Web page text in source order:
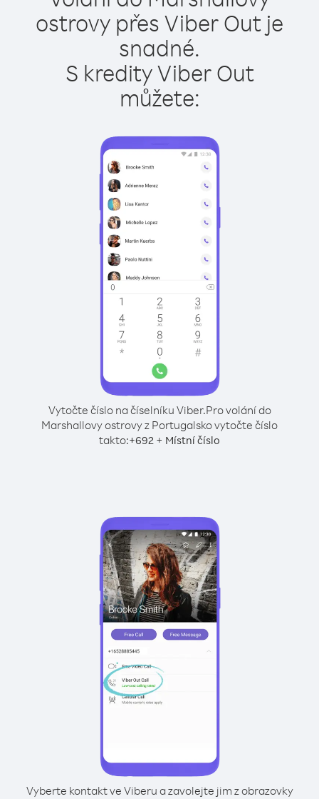
ostrovy přes Viber Out je
snadné.
S kredity Viber Out
můžete:
Vytočte číslo na číselníku Viber.Pro volání do
Marshallovy ostrovy z Portugalsko vytočte číslo
takto:+692 + Místní číslo
Vyberte kontakt ve Viberu a zavolejte jim z obrazovky